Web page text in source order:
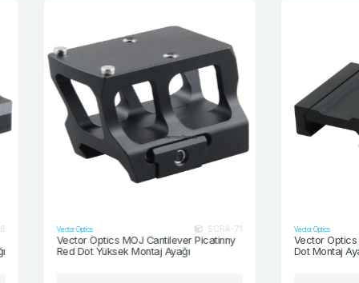
Vector Optics SCRA-71
Vector Optics MOJ Cantilever Picatinny
Red Dot Yüksek Montaj Ayağı
Vector Optics
Vector Optics
Dot Montaj Ayağı